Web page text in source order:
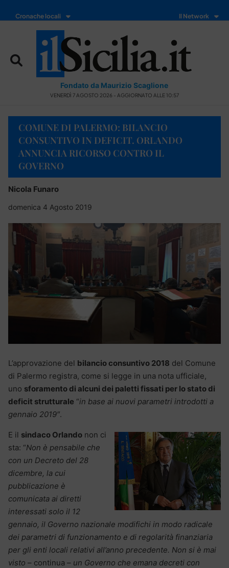
Cronache locali Il Network
Fondato da Maurizio Scaglione
VENERDÌ 7 AGOSTO 2026 - AGGIORNATO ALLE 10:57
COMUNE DI PALERMO: BILANCIO
CONSUNTIVO IN DEFICIT. ORLANDO
ANNUNCIA RICORSO CONTRO IL
GOVERNO
Nicola Funaro
domenica 4 Agosto 2019
L’approvazione del bilancio consuntivo 2018 del Comune
di Palermo registra, come si legge in una nota ufficiale,
uno sforamento di alcuni dei paletti fissati per lo stato di
deficit strutturale “in base ai nuovi parametri introdotti a
gennaio 2019″.
E il sindaco Orlando non ci
sta: “Non è pensabile che
con un Decreto del 28
dicembre, la cui
pubblicazione è
comunicata ai diretti
interessati solo il 12
gennaio, il Governo nazionale modifichi in modo radicale
dei parametri di funzionamento e di regolarità finanziaria
per gli enti locali relativi all’anno precedente. Non si è mai
visto – continua – un Governo che emana decreti con